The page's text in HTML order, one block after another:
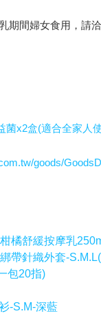
期間婦女食用，請
菌x2盒(適合全家人
goods/
橘舒緩按摩乳
帶針織外套-
包20指)
-S.M-深藍